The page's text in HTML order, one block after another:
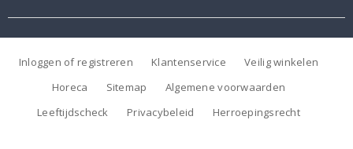
Inloggen of registreren Klantenservice
Veilig winkelen
Horeca
Sitemap
Algemene voorwaarden
Leeftijdscheck
Privacybeleid Herroepingsrecht